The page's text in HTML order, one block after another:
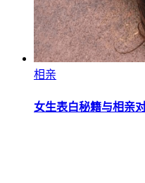
相亲
女生表白秘籍与相亲